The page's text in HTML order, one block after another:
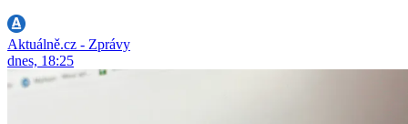
Aktuálně.cz - Zprávy
dnes, 18:25